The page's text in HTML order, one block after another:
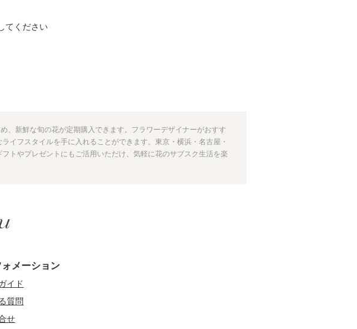
てください
、新鮮な旬の花が定期購入できます。フラワーデザイナーがおすす
イフスタイルを手に入れることができます。東京・横浜・名古屋・
トやプレゼントにもご活用いただけ、気軽に花のサブスク生活を楽
メーション
イド
質問
せ